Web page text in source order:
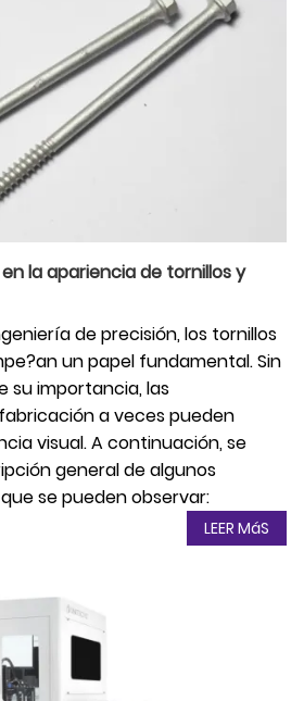
la apariencia de tornillos y
de precisión, los tornillos
un papel fundamental. Sin
su importancia, las
a veces pueden
visual. A continuación, se
general de algunos
se pueden observar:
LEER MáS